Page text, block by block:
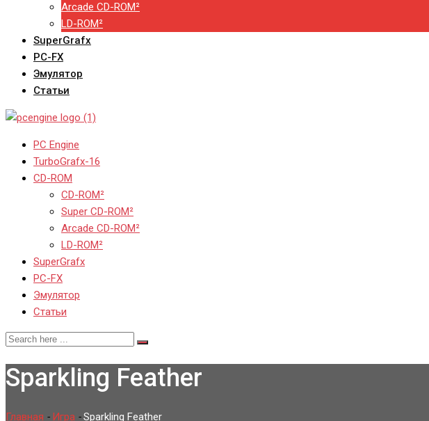
Arcade CD-ROM²
LD-ROM²
SuperGrafx
PC-FX
Эмулятор
Статьи
PC Engine
TurboGrafx-16
CD-ROM
CD-ROM²
Super CD-ROM²
Arcade CD-ROM²
LD-ROM²
SuperGrafx
PC-FX
Эмулятор
Статьи
Sparkling Feather
Главная - Игра -Sparkling Feather